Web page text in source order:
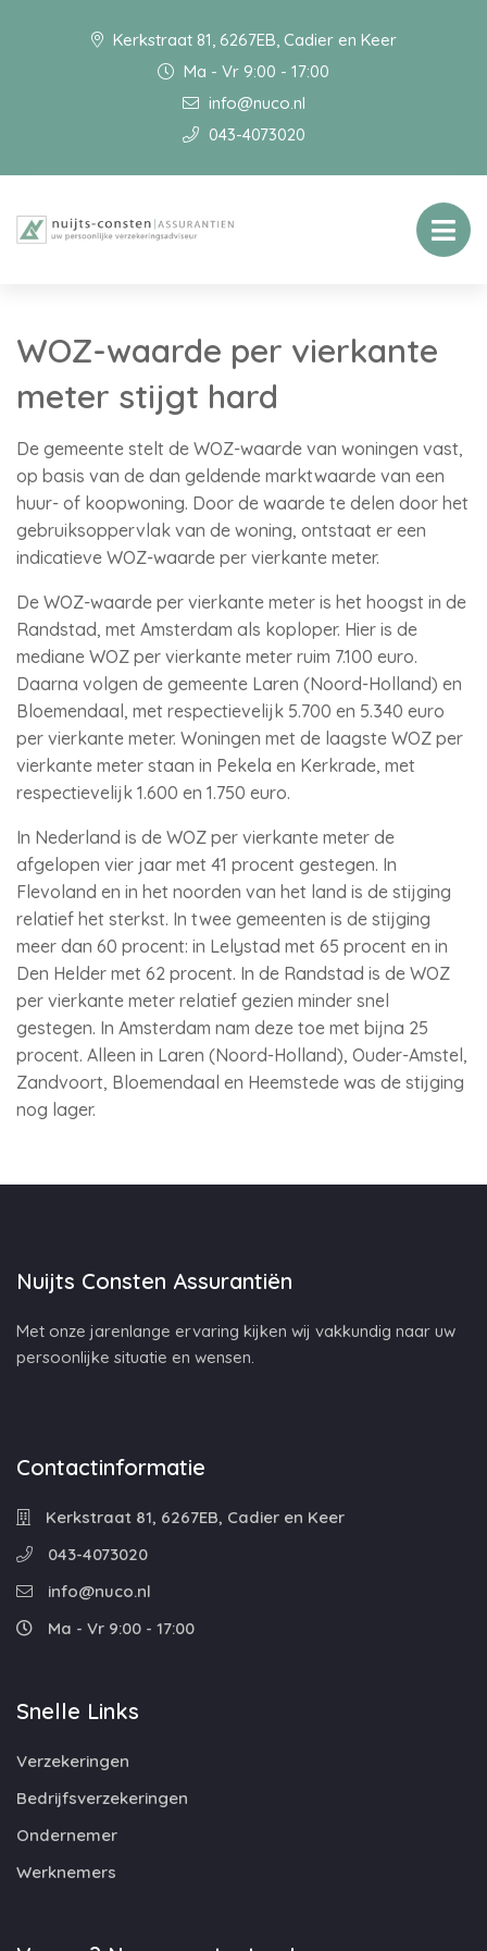
Kerkstraat 81, 6267EB, Cadier en Keer
Ma - Vr 9:00 - 17:00
info@nuco.nl
043-4073020
WOZ-waarde per vierkante
meter stijgt hard
De gemeente stelt de WOZ-waarde van woningen vast,
op basis van de dan geldende marktwaarde van een
huur- of koopwoning. Door de waarde te delen door het
gebruiksoppervlak van de woning, ontstaat er een
indicatieve WOZ-waarde per vierkante meter.
De WOZ-waarde per vierkante meter is het hoogst in de
Randstad, met Amsterdam als koploper. Hier is de
mediane WOZ per vierkante meter ruim 7.100 euro.
Daarna volgen de gemeente Laren (Noord-Holland) en
Bloemendaal, met respectievelijk 5.700 en 5.340 euro
per vierkante meter. Woningen met de laagste WOZ per
vierkante meter staan in Pekela en Kerkrade, met
respectievelijk 1.600 en 1.750 euro.
In Nederland is de WOZ per vierkante meter de
afgelopen vier jaar met 41 procent gestegen. In
Flevoland en in het noorden van het land is de stijging
relatief het sterkst. In twee gemeenten is de stijging
meer dan 60 procent: in Lelystad met 65 procent en in
Den Helder met 62 procent. In de Randstad is de WOZ
per vierkante meter relatief gezien minder snel
gestegen. In Amsterdam nam deze toe met bijna 25
procent. Alleen in Laren (Noord-Holland), Ouder-Amstel,
Zandvoort, Bloemendaal en Heemstede was de stijging
nog lager.
Nuijts Consten Assurantiën
Met onze jarenlange ervaring kijken wij vakkundig naar uw
persoonlijke situatie en wensen.
Contactinformatie
Kerkstraat 81, 6267EB, Cadier en Keer
043-4073020
info@nuco.nl
Ma - Vr 9:00 - 17:00
Snelle Links
Verzekeringen
Bedrijfsverzekeringen
Ondernemer
Werknemers